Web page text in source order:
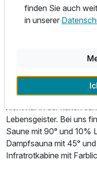
Für 8 Tage
durch besonders viele
Radtour durch die Berge
des Hotels Kristiana lädt
Unnötiges abgestreift
werden. Die
nicht nur in der kalten
Lebensgeister. Bei uns
Saune mit 90° und 10%
Dampfsauna mit 45°
Infratrotkabine mit
finden Sie auch
in unserer